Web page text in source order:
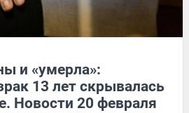
и «умерла»:
13 лет скрывалась
Новости 20 февраля